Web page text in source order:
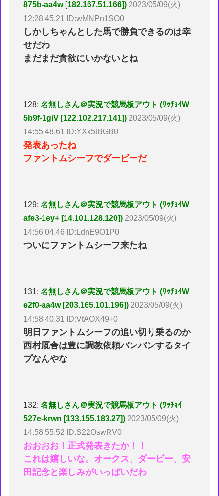
875b-aa4w [182.167.51.166]) 2023/05/09(火)
12:28:45.21 ID:wMNPn1SO0
しかしちゃんとした馬で勝負できるのは幸
せだわ
まだまだ貪欲にいかないとね
128:名無しさん＠実況で競馬板アウト (ﾜｯﾁｮｲW
5b9f-1giV [122.102.217.141]) 2023/05/09(火)
14:55:48.61 ID:YXx5tBGB0
発表あったね
ファントムシーフでダービーだ
129:名無しさん＠実況で競馬板アウト (ﾜｯﾁｮｲW
afe3-1ey+ [14.101.128.120]) 2023/05/09(火)
14:56:04.46 ID:LdnE9O1P0
ついにファントムシーフ来たね
131:名無しさん＠実況で競馬板アウト (ﾜｯﾁｮｲW
e2f0-aa4w [203.165.101.196]) 2023/05/09(火)
14:58:40.31 ID:VtAOX49+0
明日ファントムシーフの追い切り乗るのか
西村厩舎は豊に調教依頼バンバンするタイ
プなんやな
132:名無しさん＠実況で競馬板アウト (ﾜｯﾁｮｲ
527e-krwn [133.155.183.27]) 2023/05/09(火)
14:58:55.52 ID:S22OswRV0
おおおお！正式発表きたか！！
これは嬉しいな。オークス、ダービー、安
田記念と楽しみがいっぱいだわ